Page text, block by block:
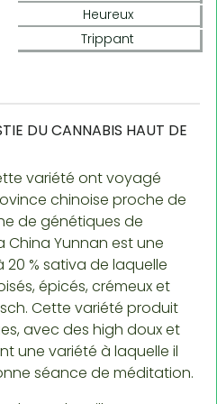
Heureux
Trippant
DU CANNABIS HAUT DE
variété ont voyagé
chinoise proche de
de génétiques de
China Yunnan est une
% sativa de laquelle
épicés, crémeux et
Cette variété produit
avec des high doux et
une variété à laquelle il
séance de méditation.